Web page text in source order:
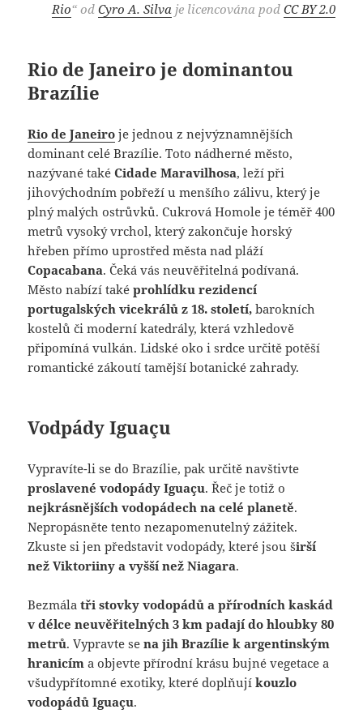
Rio“ od Cyro A. Silva jelicencována pod CC BY 2.0
Rio de Janeiro je dominantou
Brazílie
Rio de Janeiro je jednou z nejvýznamnějších
dominant celé Brazílie. Toto nádherné město,
nazývané takéCidade Maravilhosa, leží při
jihovýchodním pobřeží u menšího zálivu, který je
plný malých ostrůvků. Cukrová Homole je téměř 400
metrů vysoký vrchol, který zakončuje horský
hřeben přímo uprostřed města nad pláží
Copacabana. Čeká vás neuvěřitelná podívaná.
Město nabízí taképrohlídku rezidencí
portugalských vicekrálů z 18. století, barokních
kostelů či moderní katedrály, která vzhledově
připomíná vulkán. Lidské oko i srdce určitě potěší
romantické zákoutí tamější botanické zahrady.
Vodpády Iguaçu
Vypravíte-li se do Brazílie, pak určitě navštivte
proslavené vodopády Iguaçu. Řeč je totiž o
nejkrásnějších vodopádech na celé planetě.
Nepropásněte tento nezapomenutelný zážitek.
Zkuste si jen představit vodopády, které jsou širší
než Viktoriiny a vyšší než Niagara.
Bezmálatři stovky vodopádů a přírodních kaskád
v délce neuvěřitelných 3 km padají do hloubky 80
metrů. Vypravte sena jih Brazílie k argentinským
hranicím a objevte přírodní krásu bujné vegetace a
všudypřítomné exotiky, které doplňujíkouzlo
vodopádů Iguaçu.